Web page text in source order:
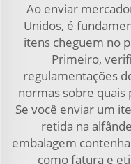
Ao enviar
Unidos, é
itens cheguem no
Primeiro,
regulamentações
normas sobre
Se você enviar um
retida na
embalagem
como fatura e